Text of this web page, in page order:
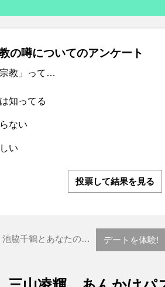
の噂についてのアンケート
宗教」って…
知ってる
ない
い
投票して結果を見る
池脇千鶴とあなたの… デートを体験!